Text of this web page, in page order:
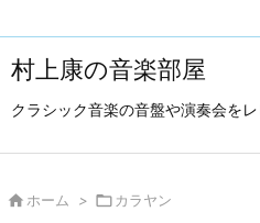
村上康の音楽部屋
クラシック音楽の音盤や演奏会を
 ホーム >  カラヤン